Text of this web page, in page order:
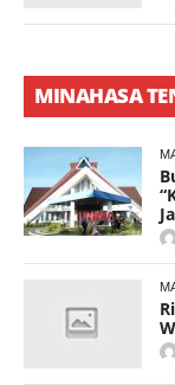
MINAHASA